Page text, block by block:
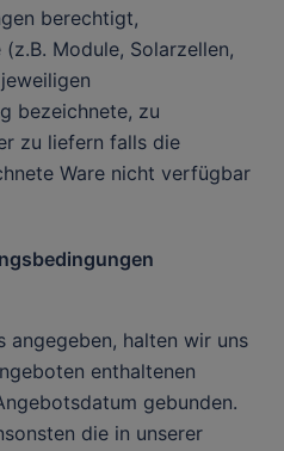
berechtigt,
Module, Solarzellen,
bezeichnete, zu
zu liefern falls die
Ware nicht verfügbar
angegeben, halten wir uns
enthaltenen
gebunden.
die in unserer